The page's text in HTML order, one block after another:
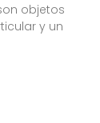
objetos
y un